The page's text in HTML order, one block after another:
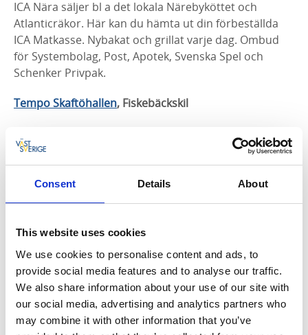
Consent Details About
This website uses cookies
We use cookies to personalise content and ads, to
provide social media features and to analyse our traffic.
We also share information about your use of our site with
our social media, advertising and analytics partners who
may combine it with other information that you’ve
ICA Nära säljer bl a det lokala Närebyköttet och
Atlanticräkor. Här kan du hämta ut din förbeställda
ICA Matkasse. Nybakat och grillat varje dag. Ombud
för Systembolag, Post, Apotek, Svenska Spel och
Schenker Privpak.
Tempo Skaftöhallen, Fiskebäckskil
220 52
Brett livsmedelssortiment samt stort och uppskattat
delikatessplankor mm. Butiksbakat färskbröd och
Spel, DHL service samt apotek.
Fisk & Skaldjur
En Bohuslänsk Deli , Fiskebäckskil